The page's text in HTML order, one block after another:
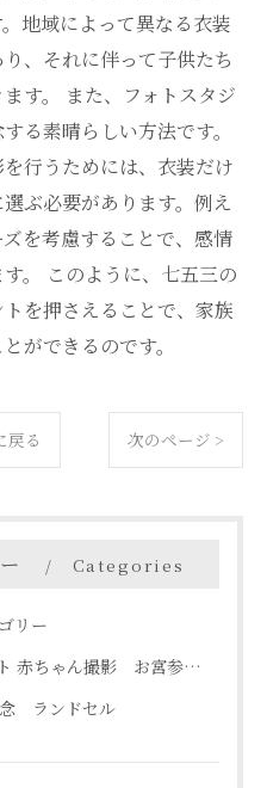
地域によって異なる衣装
、それに伴って子供たち
す。 また、フォトスタジ
る素晴らしい方法です。
行うためには、衣装だけ
ぶ必要があります。例え
を考慮することで、感情
。 このように、七五三の
を押さえることで、家族
ができるのです。
戻る 次のページ >
Categories
リー
ゃん撮影 お宮参り 名古屋 天白区
ランドセル